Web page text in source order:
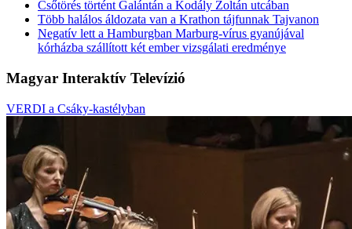
Csőtörés történt Galántán a Kodály Zoltán utcában
Több halálos áldozata van a Krathon tájfunnak Tajvanon
Negatív lett a Hamburgban Marburg-vírus gyanújával
kórházba szállított két ember vizsgálati eredménye
Magyar Interaktív Televízió
VERDI a Csáky-kastélyban